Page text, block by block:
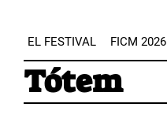
EL FESTIVAL FICM 2026
Tótem